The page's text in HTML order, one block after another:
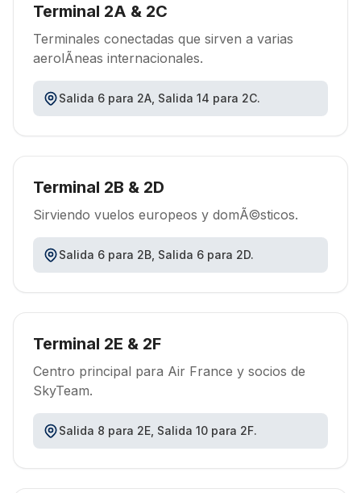
Terminal 2A & 2C
Terminales conectadas que sirven a varias
aerolÃ­neas internacionales.
Salida 6 para 2A, Salida 14 para 2C.
Terminal 2B & 2D
Sirviendo vuelos europeos y domÃ©sticos.
Salida 6 para 2B, Salida 6 para 2D.
Terminal 2E & 2F
Centro principal para Air France y socios de
SkyTeam.
Salida 8 para 2E, Salida 10 para 2F.